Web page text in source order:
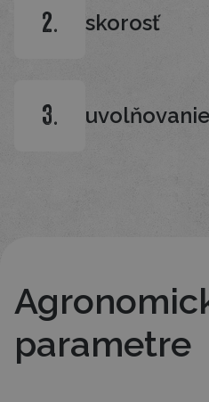
2. skorosť
3.
parametre